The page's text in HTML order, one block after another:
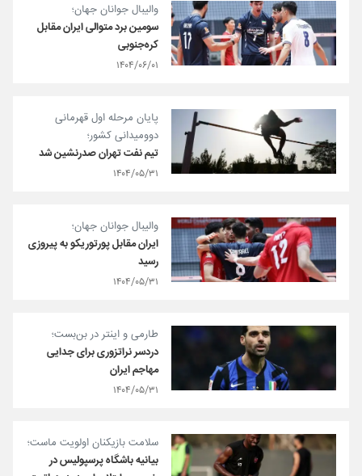
والیبال جوانان جهان؛
سومین برد متوالی ایران مقابل
کره‌جنوبی
۱۴۰۴/۰۶/۰۱
پایان مرحله اول قهرمانی
دوومیدانی کشور؛
تیم نفت تهران صدرنشین شد
۱۴۰۴/۰۵/۳۱
والیبال جوانان جهان؛
ایران مقابل پورتوریکو به پیروزی
رسید
۱۴۰۴/۰۵/۳۱
طارمی و اینتر در بن‌بست؛
دردسر نراتزوری برای جدایی
مهاجم ایران
۱۴۰۴/۰۵/۳۱
سلامت بازیکنان اولویت ماست؛
بیانیه باشگاه پرسپولیس در